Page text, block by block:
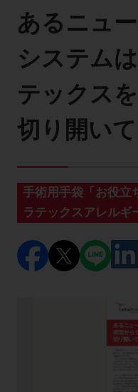
製品に関するお
添付文書
お
セミナー
あるニュ
システム
テックス
切り開い
手術用手袋「お役立
ラテックスアレルギ